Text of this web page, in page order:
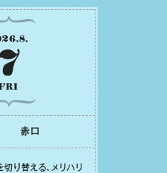
.8.
⾚⼝
り替える、メリハリ